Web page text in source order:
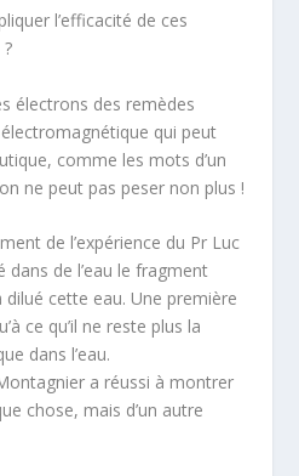
l’efficacité de ces
?
électrons des remèdes
électromagnétique qui peut
comme les mots d’un
ne peut pas peser non plus !
de l’expérience du Pr Luc
dans de l’eau le fragment
dilué cette eau. Une première
ce qu’il ne reste plus la
dans l’eau.
a réussi à montrer
chose, mais d’un autre